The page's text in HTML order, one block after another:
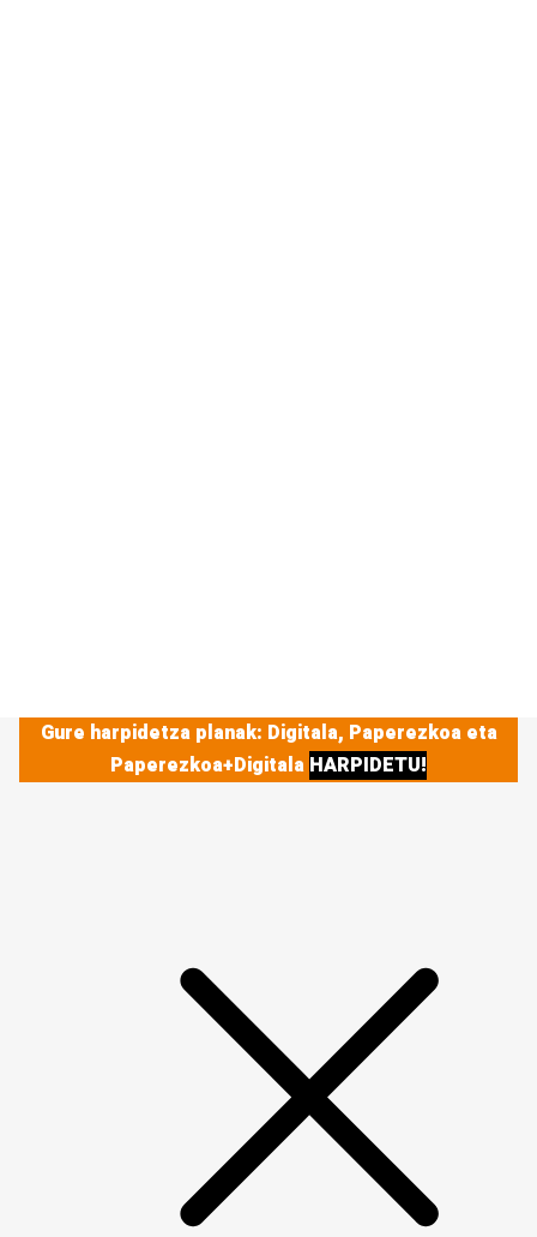
Gure harpidetza planak: Digitala, Paperezkoa eta
Paperezkoa+Digitala HARPIDETU!